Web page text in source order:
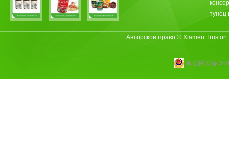
тунец
Авторское право © Xiamen
闽公网安备